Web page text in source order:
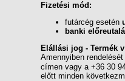
Fizetési mód:
futárcég esetén
banki
Elállási jog - Termék
Amennyiben
címen vagy a +36 30
előtt minden